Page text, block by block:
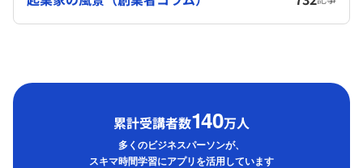
累計受講者数140万人
多くのビジネスパーソンが、
スキマ時間学習にアプリを活用しています